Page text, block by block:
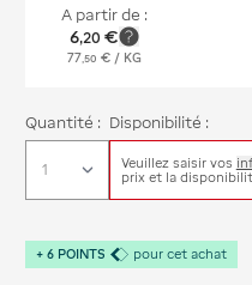
A partir de :
6,20 €
77,50 € / KG
Quantité : Disponibilité :
Veuillez saisir vos
prix et la
+ 6 POINTS pour cet achat